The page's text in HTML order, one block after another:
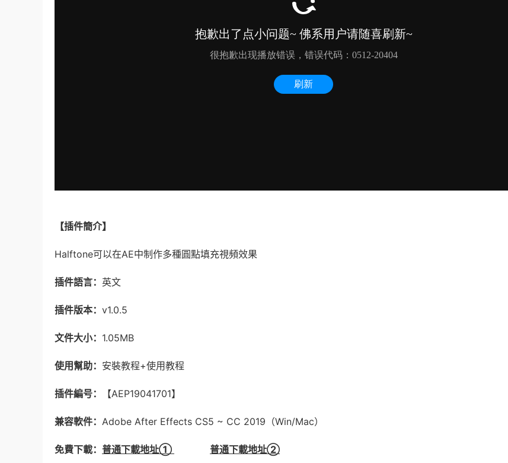
【插件簡介】
Halftone可以在AE中制作多種圓點填充視頻效果
插件語言： 英文
插件版本： v1.0.5
文件大小： 1.05MB
使用幫助： 安裝教程+使用教程
插件編号： 【AEP19041701】
兼容軟件： Adobe After Effects CS5 ~ CC 2019（Win/Mac）
免費下載： 普通下載地址① 普通下載地址②